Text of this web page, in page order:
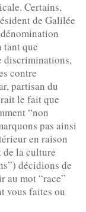
Certains,
de Galilée
tant que
discriminations,
contre
partisan du
le fait que
“non
pas ainsi
en raison
de la culture
décidions de
au mot “race”
vous faites ou